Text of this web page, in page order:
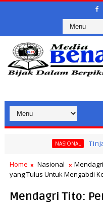
NASIONAL Tinjau
Masyarakat Saat Ramadan
Home Nasional
yang Tulus Untuk Mengabdi
Mendagri Tito: